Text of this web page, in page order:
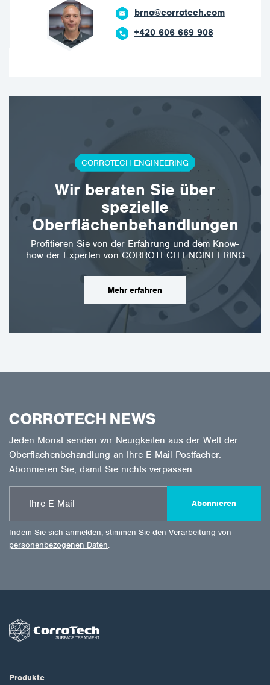
brno@corrotech.com
+420 606 669 908
CORROTECH ENGINEERING
Wir beraten Sie über
spezielle
Oberflächenbehandlungen
Profitieren Sie von der Erfahrung und dem Know-
how der Experten von CORROTECH ENGINEERING
Mehr erfahren
CORROTECH NEWS
Jeden Monat senden wir Neuigkeiten aus der Welt der
Oberflächenbehandlung an Ihre E-Mail-Postfächer.
Abonnieren Sie, damit Sie nichts verpassen.
Abonnieren
Indem Sie sich anmelden, stimmen Sie den Verarbeitung von
personenbezogenen Daten.
Produkte